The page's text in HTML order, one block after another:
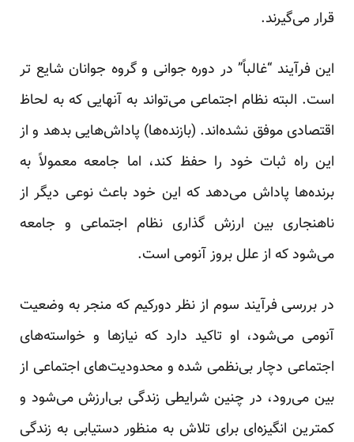
قرار می‌گیرند.
این فرآیند “غالباً” در دوره جوانی و گروه جوانان شایع تر
است. البته نظام اجتماعی می‌تواند به آنهایی که به لحاظ
اقتصادی موفق نشده‌اند. (بازنده‌ها) پاداش‌هایی بدهد و از
این راه ثبات خود را حفظ کند، اما جامعه معمولاً به
برنده‌ها پاداش می‌دهد که این خود باعث نوعی دیگر از
ناهنجاری بین ارزش گذاری نظام اجتماعی و جامعه
می‌شود که از علل بروز آنومی است.
در بررسی فرآیند سوم از نظر دورکیم که منجر به وضعیت
آنومی می‌شود، او تاکید دارد که نیازها و خواسته‌های
اجتماعی دچار بی‌نظمی شده و محدودیت‌های اجتماعی از
بین می‌رود، در چنین شرایطی زندگی بی‌ارزش می‌شود و
کمترین انگیزه‌ای برای تلاش به منظور دستیابی به زندگی